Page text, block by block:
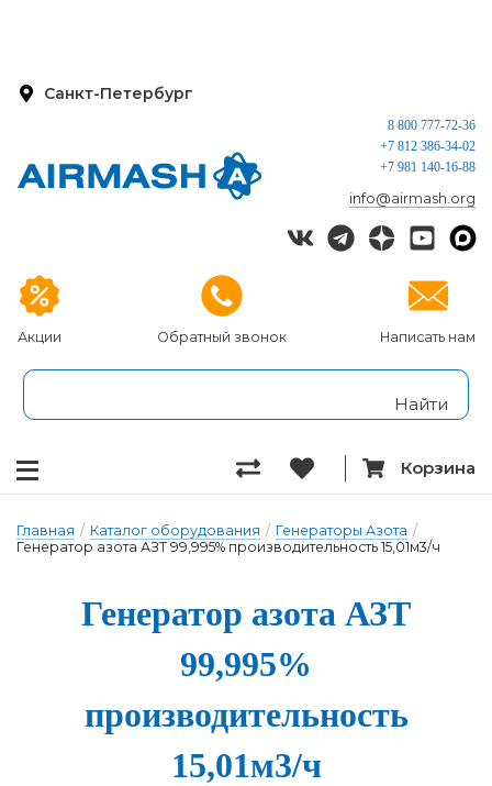
Санкт-Петербург
Акции Обратный звонок Написать нам
8 800 777-72-36
+7 812 386-34-02
+7 981 140-16-88
info@airmash.org
Корзина
Главная / Каталог оборудования / Генераторы Азота /
Генератор азота АЗТ 99,995% производительность 15,01м3/ч
Ге­не­ра­тор а­зо­та АЗТ
99,995%
про­из­во­ди­тель­ность
15,01м3/ч